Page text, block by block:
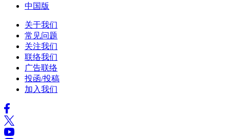
中国版
关于我们
常见问题
关注我们
联络我们
广告联络
投函/投稿
加入我们